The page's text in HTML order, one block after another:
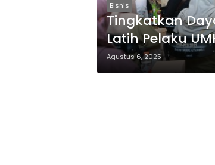
Bisnis
Tingkatkan
Latih Pelaku
Agustus 6, 2025